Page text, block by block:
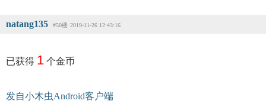
natang135 #50楼 2019-11-26 12:43:16
已获得 1 个金币
发自小木虫Android客户端